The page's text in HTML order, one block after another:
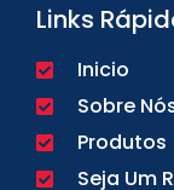
Links
Inicio
Sobre
Produtos
Seja Um